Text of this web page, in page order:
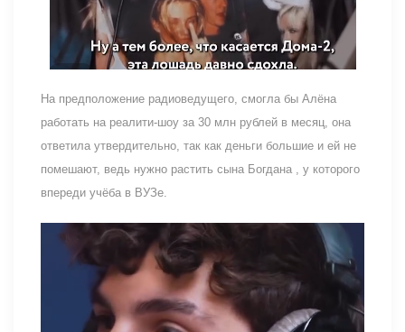
На предположение радиоведущего, смогла бы Алёна
работать на реалити-шоу за 30 млн рублей в месяц, она
ответила утвердительно, так как деньги большие и ей не
помешают, ведь нужно растить сына Богдана , у которого
впереди учёба в ВУЗе.